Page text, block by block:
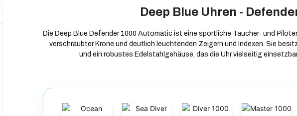
Deep Blue Uhren -
Die Deep Blue Defender 1000 Automatic ist eine sportliche Taucher‑ und
verschraubter Krone und deutlich leuchtenden Zeigern und Indexen. Sie
und ein robustes Edelstahlgehäuse, das die Uhr vielseitig